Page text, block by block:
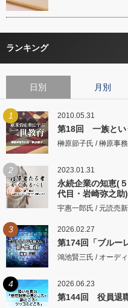
ランキング
日別 月別
1 2010.05.31
第18回 一族とい
榊原節子氏 / 榊原事
2 2023.01.31
永続企業の知恵(
代目・岩崎弥之助)
宇惠一郎氏 / 元読売
3 2026.02.27
第174回「ブルー
鴻池賢三氏 / オーデ
4 2026.06.23
第144回 役員退